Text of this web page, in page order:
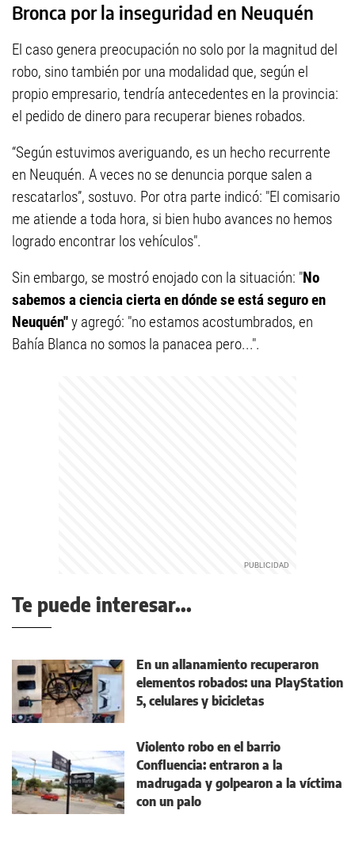
Bronca por la inseguridad en Neuquén
El caso genera preocupación no solo por la magnitud del
robo, sino también por una modalidad que, según el
propio empresario, tendría antecedentes en la provincia:
el pedido de dinero para recuperar bienes robados.
“Según estuvimos averiguando, es un hecho recurrente
en Neuquén. A veces no se denuncia porque salen a
rescatarlos”, sostuvo. Por otra parte indicó: "El comisario
me atiende a toda hora, si bien hubo avances no hemos
logrado encontrar los vehículos".
Sin embargo, se mostró enojado con la situación: "No
sabemos a ciencia cierta en dónde se está seguro en
Neuquén"y agregó: "no estamos acostumbrados, en
Bahía Blanca no somos la panacea pero...".
Te puede interesar...
En un allanamiento recuperaron
elementos robados: una PlayStation
5, celulares y bicicletas
Violento robo en el barrio
Confluencia: entraron a la
madrugada y golpearon a la víctima
con un palo